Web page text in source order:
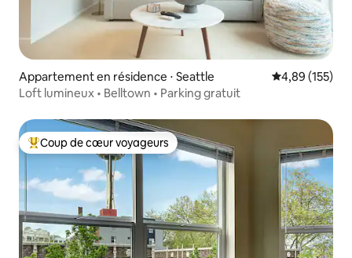
Appartement en résidence ⋅ Seattle Évaluation
4,89 (155)
Loft lumineux • Belltown • Parking gratuit
Coups de cœur voyageurs les plus appréciés
Coup de cœur voyageurs